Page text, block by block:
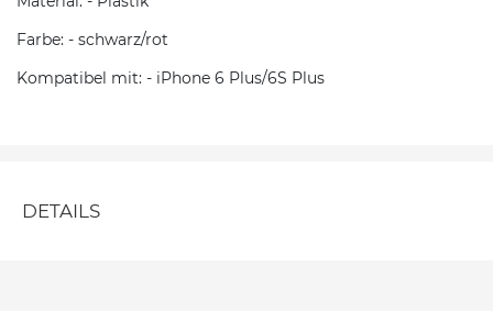
Farbe: - schwarz/rot
Kompatibel mit: - iPhone 6 Plus/6S Plus
DETAILS